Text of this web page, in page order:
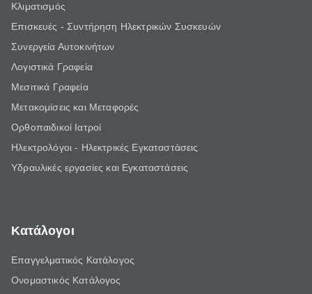
Κλιματισμός
Επισκευές - Συντήρηση Ηλεκτρικών Συσκευών
Συνεργεία Αυτοκινήτων
Λογιστικά Γραφεία
Μεσιτικά Γραφεία
Μετακομίσεις και Μεταφορές
Ορθοπαιδικοί Ιατροί
Ηλεκτρολόγοι - Ηλεκτρικές Εγκαταστάσεις
Υδραυλικές εργασίες και Εγκαταστάσεις
Κατάλογοι
Επαγγελματικός Κατάλογος
Ονομαστικός Κατάλογος